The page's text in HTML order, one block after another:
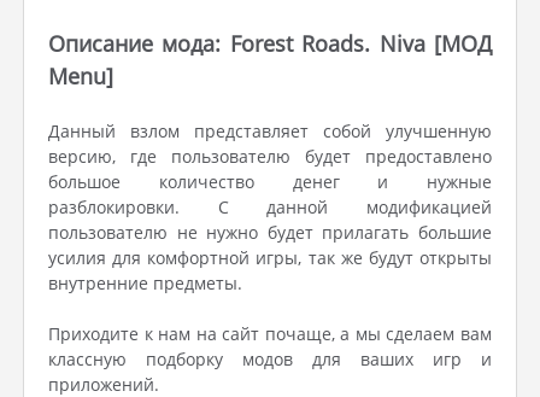
Описание мода: Forest Roads. Niva [МОД
Menu]
Данный взлом представляет собой улучшенную
версию, где пользователю будет предоставлено
большое количество денег и нужные
разблокировки. С данной модификацией
пользователю не нужно будет прилагать большие
усилия для комфортной игры, так же будут открыты
внутренние предметы.
Приходите к нам на сайт почаще, а мы сделаем вам
классную подборку модов для ваших игр и
приложений.